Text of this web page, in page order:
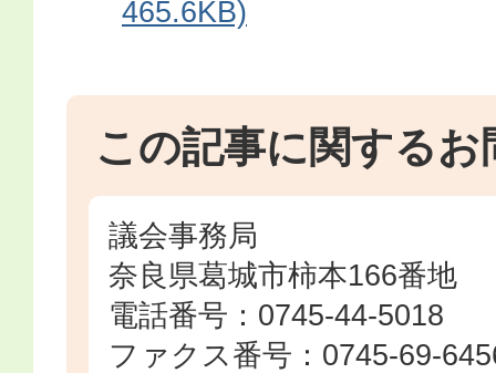
465.6KB)
この記事に関するお
議会事務局
奈良県葛城市柿本166番地
電話番号：0745-44-5018
ファクス番号：0745-69-